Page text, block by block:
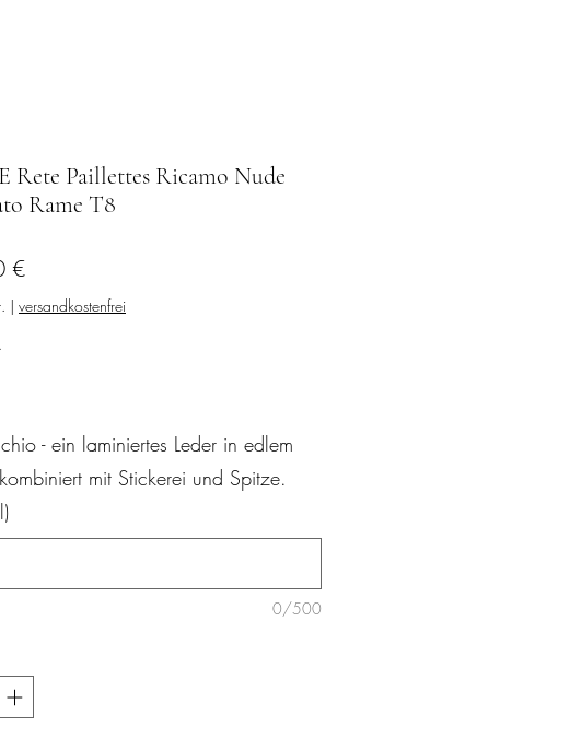
Rete Paillettes Ricamo Nude
Rame T8
€Preis
| versandkostenfrei
- ein laminiertes Leder in edlem
mit Stickerei und Spitze.
0/500